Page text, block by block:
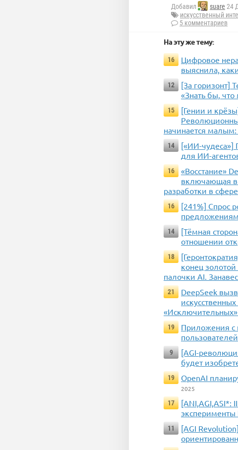
Добавил suare 24
искусственный
5 комментариев
На эту же тему:
16
Цифровое
выяснила,
12
[За горизонт]
«Знать бы,
15
[Гении и
начинается
14
[«ИИ-чудеса»]
для ИИ-
16
«Восстание»
включающая в
разработки в
16
[241%] Спрос
14
[Тёмная
отношении
18
конец
палочки AI.
21
DeepSeek
19
Приложения с
пользователей
9
[AGI-
будет
19
OpenAI
2025
17
[ANI,AGI,ASI*:
11
[AGI